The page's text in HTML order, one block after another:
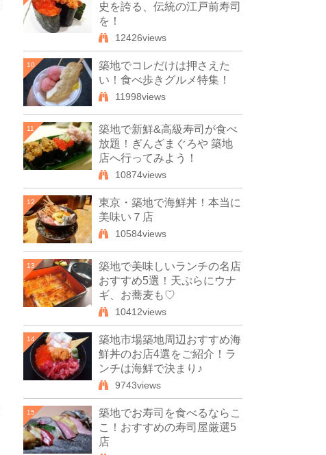
史を誇る、伝統の江戸前寿司
を！
12426views
10
築地でコレだけは押さえた
い！食べ歩きグルメ特集！
11998views
11
築地で新鮮&高級寿司が食べ
放題！ぎんざまぐろや 築地
店へ行ってみよう！
10874views
12
東京・築地で海鮮丼！本当に
美味い７店
10584views
13
築地で美味しいランチの名店
おすすめ5選！天ぷらにウナ
ギ、お蕎麦も♡
10412views
14
築地市場築地周辺おすすめ海
鮮丼のお店4選をご紹介！ラ
ンチは海鮮で決まり♪
9743views
15
築地でお寿司を食べるならこ
こ！おすすめの寿司屋厳選5
店